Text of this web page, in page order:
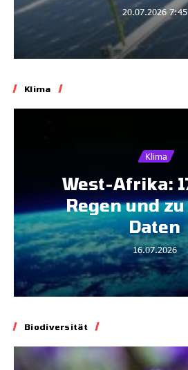
20.07.2026 7:45
Klima
Klima
West-Afrika:
Regen und
Daten
16.07.2026
Biodiversität